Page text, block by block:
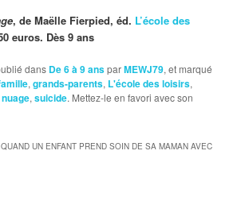
, de Maëlle Fierpied, éd. L’école des
euros. Dès 9 ans
dans De 6 à 9 ansparMEWJ79, et marqué
,grands-parents, L'école des loisirs,
nuage,suicide. Mettez-le en favori avec son
QUAND UN ENFANT PREND SOIN DE SA MAMAN AVEC